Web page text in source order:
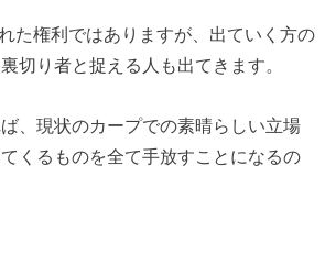
た権利ではありますが、出ていく方の
切り者と捉える人も出てきます。
、現状のカープでの素晴らしい立場
くるものを全て手放すことになるの